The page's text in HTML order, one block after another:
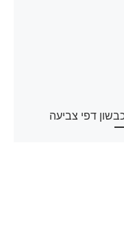
דפי צביעה